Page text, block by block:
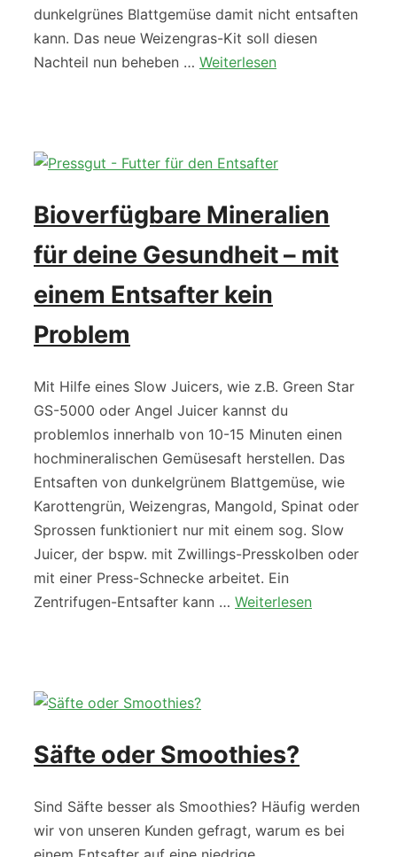
dunkelgrünes Blattgemüse damit nicht entsaften
kann. Das neue Weizengras-Kit soll diesen
Nachteil nun beheben … Weiterlesen
Bioverfügbare Mineralien
für deine Gesundheit – mit
einem Entsafter kein
Problem
Mit Hilfe eines Slow Juicers, wie z.B. Green Star
GS-5000 oder Angel Juicer kannst du
problemlos innerhalb von 10-15 Minuten einen
hochmineralischen Gemüsesaft herstellen. Das
Entsaften von dunkelgrünem Blattgemüse, wie
Karottengrün, Weizengras, Mangold, Spinat oder
Sprossen funktioniert nur mit einem sog. Slow
Juicer, der bspw. mit Zwillings-Presskolben oder
mit einer Press-Schnecke arbeitet. Ein
Zentrifugen-Entsafter kann … Weiterlesen
Säfte oder Smoothies?
Sind Säfte besser als Smoothies? Häufig werden
wir von unseren Kunden gefragt, warum es bei